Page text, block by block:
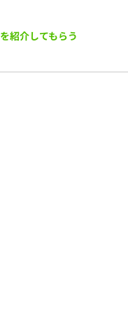
紹介してもらう